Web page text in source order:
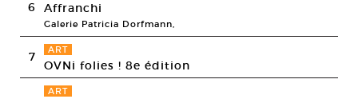
6 Affranchi
Galerie Patricia Dorfmann,
7 ART
OVNi folies ! 8e édition
ART